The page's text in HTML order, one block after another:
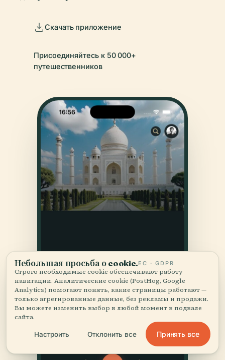
Скачать приложение
Присоединяйтесь к 50 000+
путешественников
Небольшая просьба о cookie.ЕС · GDPR
Строго необходимые cookie обеспечивают работу
навигации. Аналитические cookie (PostHog, Google
Analytics) помогают понять, какие страницы работают —
только агрегированные данные, без рекламы и продажи.
Вы можете изменить выбор в любой момент в подвале
сайта.
Настроить Отклонить все Принять все